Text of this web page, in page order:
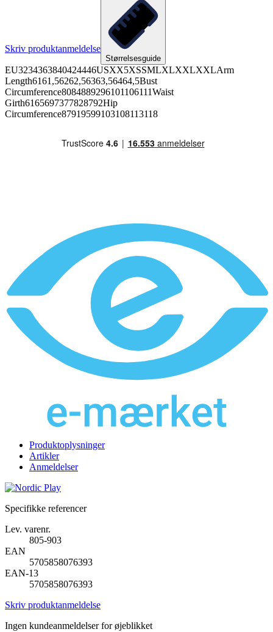
Skriv produktanmeldelse
Størrelsesguide
EU3234363840424446USXX5XSSMLXLXXLXXLArm
Length6161,56262,56363,56464,5Bust
Circumference8084889296101106111Waist
Girth6165697377828792Hip
Circumference87919599103108113118
Produktoplysninger
Artikler
Anmeldelser
Specifikke referencer
Lev. varenr.
805-903
EAN
5705858076393
EAN-13
5705858076393
Skriv produktanmeldelse
Ingen kundeanmeldelser for øjeblikket